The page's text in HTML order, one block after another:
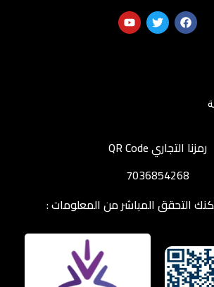
رمزنا التجاري QR Code
7036854268
التحقق المباشر من المعلومات :